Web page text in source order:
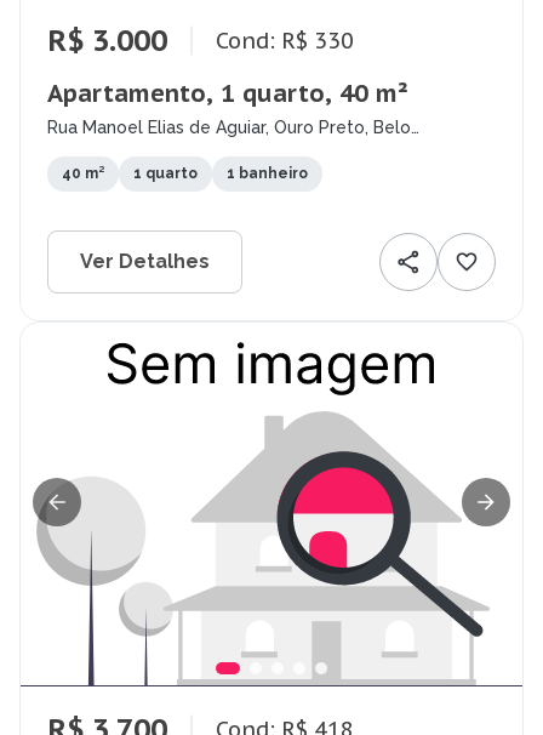
R$ 3.000 Cond: R$ 330
Apartamento, 1 quarto, 40 m²
Rua Manoel Elias de Aguiar, Ouro Preto, Belo
40 m² 1 quarto 1 banheiro
Ver Detalhes
Cond: R$ 418